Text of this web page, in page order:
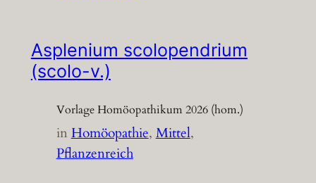
Asplenium scolopendrium
(scolo-v.)
Vorlage Homöopathikum 2026 (hom.)
inHomöopathie, Mittel
Pflanzenreich